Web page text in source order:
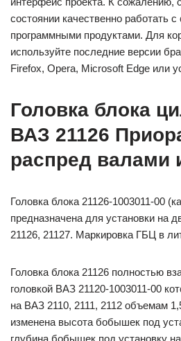
состоянии качественно работать
программными продуктами. Для
используйте последние версии
Firefox, Opera, Microsoft Edge или
Головка блока
ВАЗ 21126
распред валами
Головка блока 21126-1003011-00
предназначена для установки на
21126, 21127. Маркировка ГБЦ в
Головка блока 21126 полностью
головкой ВАЗ 21120-1003011-00
на ВАЗ 2110, 2111, 2112 объемам
изменена высота бобышек под
глубина бобышек под установку